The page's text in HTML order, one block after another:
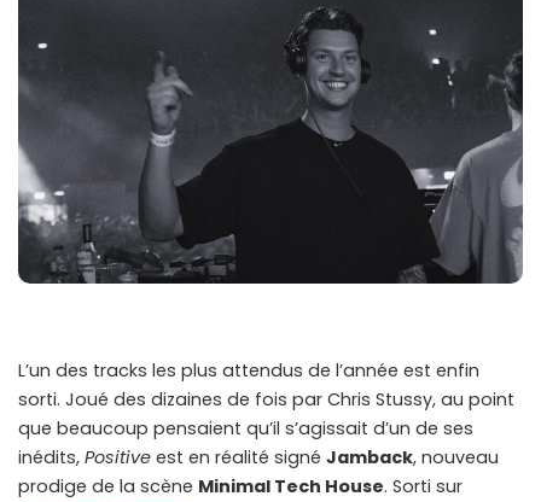
L’un des tracks les plus attendus de l’année est enfin
sorti. Joué des dizaines de fois par Chris Stussy, au point
que beaucoup pensaient qu’il s’agissait d’un de ses
inédits, Positive est en réalité signé Jamback, nouveau
prodige de la scène Minimal Tech House. Sorti sur